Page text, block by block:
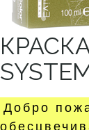
КРАСКА
Добро